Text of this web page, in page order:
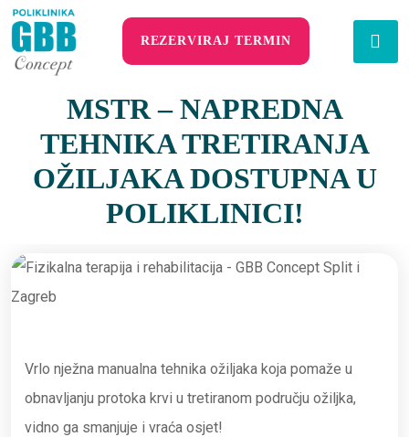
REZERVIRAJ TERMIN
MSTR – NAPREDNA
TEHNIKA TRETIRANJA
OŽILJAKA DOSTUPNA U
POLIKLINICI!
Vrlo nježna manualna tehnika ožiljaka koja pomaže u
obnavljanju protoka krvi u tretiranom području ožiljka,
vidno ga smanjuje i vraća osjet!